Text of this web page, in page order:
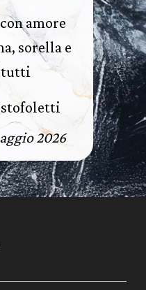
amore
sorella e
tutti
2026